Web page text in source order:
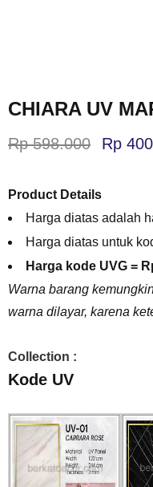
CHIARA UV
Rp598.000 Rp
Product Details
Harga diatas adalah
Harga diatas untuk
Harga kode UVG =
Warna barang
warna dilayar, karena
Collection :
Kode UV